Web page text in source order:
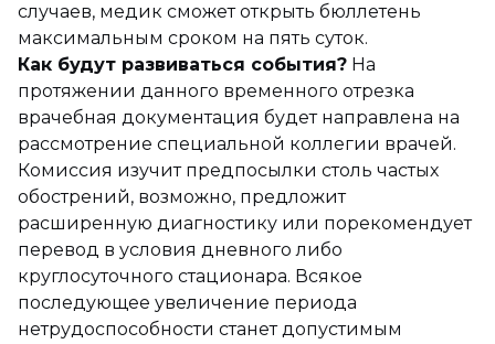
случаев, медик сможет открыть бюллетень
максимальным сроком на пять суток.
Как будут развиваться события? На
протяжении данного временного отрезка
врачебная документация будет направлена на
рассмотрение специальной коллегии врачей.
Комиссия изучит предпосылки столь частых
обострений, возможно, предложит
расширенную диагностику или порекомендует
перевод в условия дневного либо
круглосуточного стационара. Всякое
последующее увеличение периода
нетрудоспособности станет допустимым